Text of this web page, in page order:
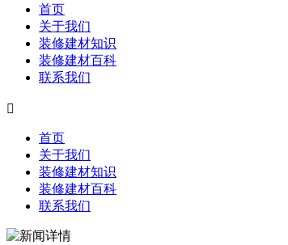
首页
关于我们
装修建材知识
装修建材百科
联系我们

首页
关于我们
装修建材知识
装修建材百科
联系我们